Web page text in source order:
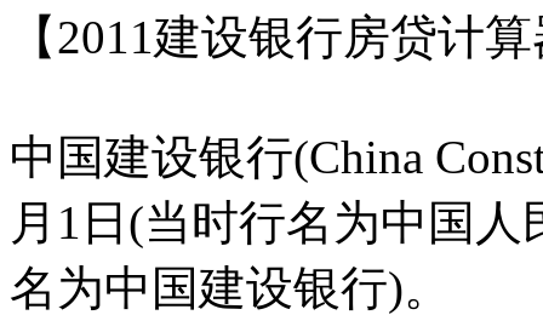
【2011建设银行房贷计
中国建设银行(China
月1日(当时行名为中国
名为中国建设银行)。